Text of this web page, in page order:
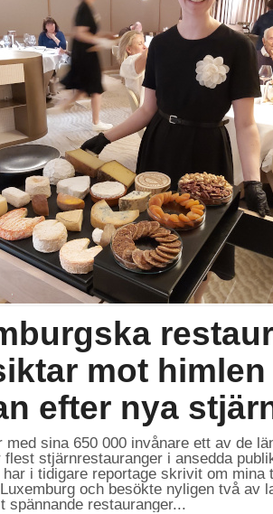
mot
efter nya
med sina 650 000 invånare ett av de
stjärnrestauranger i ansedda
i tidigare reportage skrivit om mina
och besökte nyligen två av
spännande restauranger...